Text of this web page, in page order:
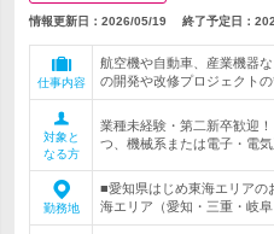
情報更新日：2026/05/19 終了予定日：
仕事内容
航空機や自動車、産業機器
の開発や改修プロジェクト
対象と
なる方
業種未経験・第二新卒歓迎
つ、機械系または電子・電
勤務地
■愛知県はじめ東海エリア
海エリア（愛知・三重・岐